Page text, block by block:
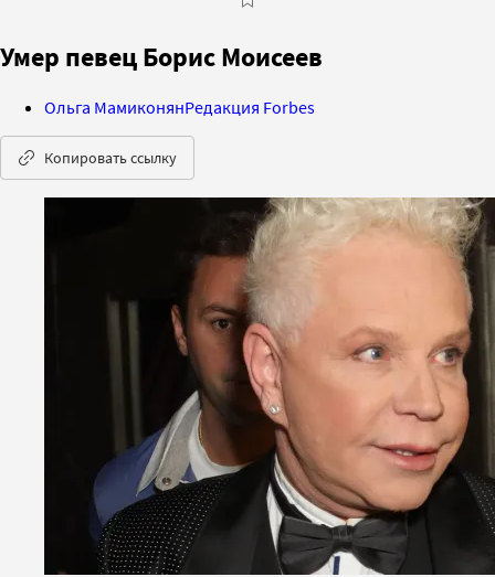
Умер певец Борис Моисеев
Ольга МамиконянРедакция Forbes
Копировать ссылку